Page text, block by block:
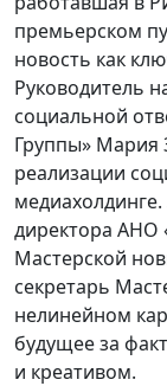
премьерском
новость как
Руководитель
социальной
Группы» Мария
реализации
директора АНО
Мастерской
секретарь
нелинейном
будущее за
и креативом.